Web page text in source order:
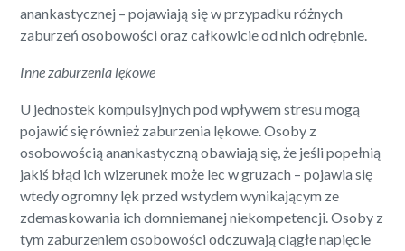
anankastycznej – pojawiają się w przypadku różnych
zaburzeń osobowości oraz całkowicie od nich odrębnie.
Inne zaburzenia lękowe
U jednostek kompulsyjnych pod wpływem stresu mogą
pojawić się również zaburzenia lękowe. Osoby z
osobowością anankastyczną obawiają się, że jeśli popełnią
jakiś błąd ich wizerunek może lec w gruzach – pojawia się
wtedy ogromny lęk przed wstydem wynikającym ze
zdemaskowania ich domniemanej niekompetencji. Osoby z
tym zaburzeniem osobowości odczuwają ciągłe napięcie